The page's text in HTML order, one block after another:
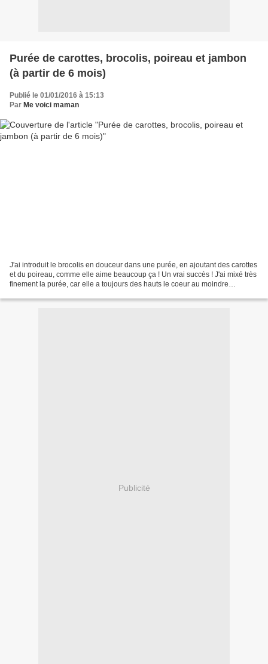
Purée de carottes, brocolis, poireau et jambon
(à partir de 6 mois)
Publié le 01/01/2016 à 15:13
Par Me voici maman
J'ai introduit le brocolis en douceur dans une purée, en ajoutant des carottes
et du poireau, comme elle aime beaucoup ça ! Un vrai succès ! J'ai mixé très
finement la purée, car elle a toujours des hauts le coeur au moindre
Publicité